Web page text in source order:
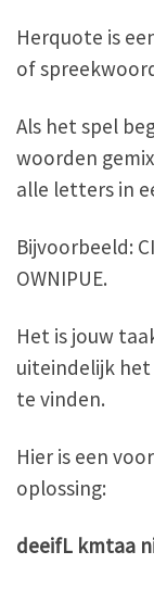
Herquote is
of
Als het spel
woorden
alle letters in
Bijvoorbeeld:
OWNIPUE.
Het is jouw
uiteindelijk
te vinden.
Hier is een
oplossing:
deeifL kmtaa